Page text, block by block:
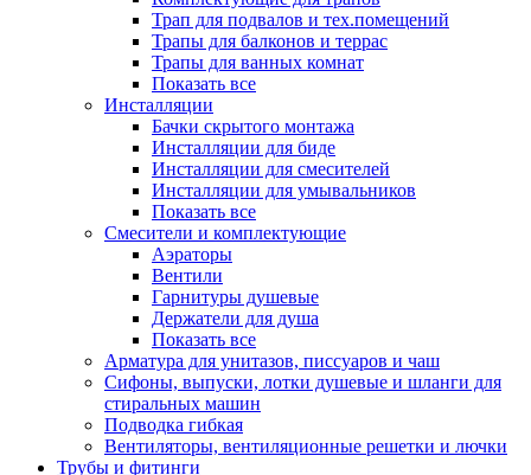
Трап для подвалов и тех.помещений
Трапы для балконов и террас
Трапы для ванных комнат
Показать все
Инсталляции
Бачки скрытого монтажа
Инсталляции для биде
Инсталляции для смесителей
Инсталляции для умывальников
Показать все
Смесители и комплектующие
Аэраторы
Вентили
Гарнитуры душевые
Держатели для душа
Показать все
Арматура для унитазов, писсуаров и чаш
Сифоны, выпуски, лотки душевые и шланги для
стиральных машин
Подводка гибкая
Вентиляторы, вентиляционные решетки и лючки
Трубы и фитинги